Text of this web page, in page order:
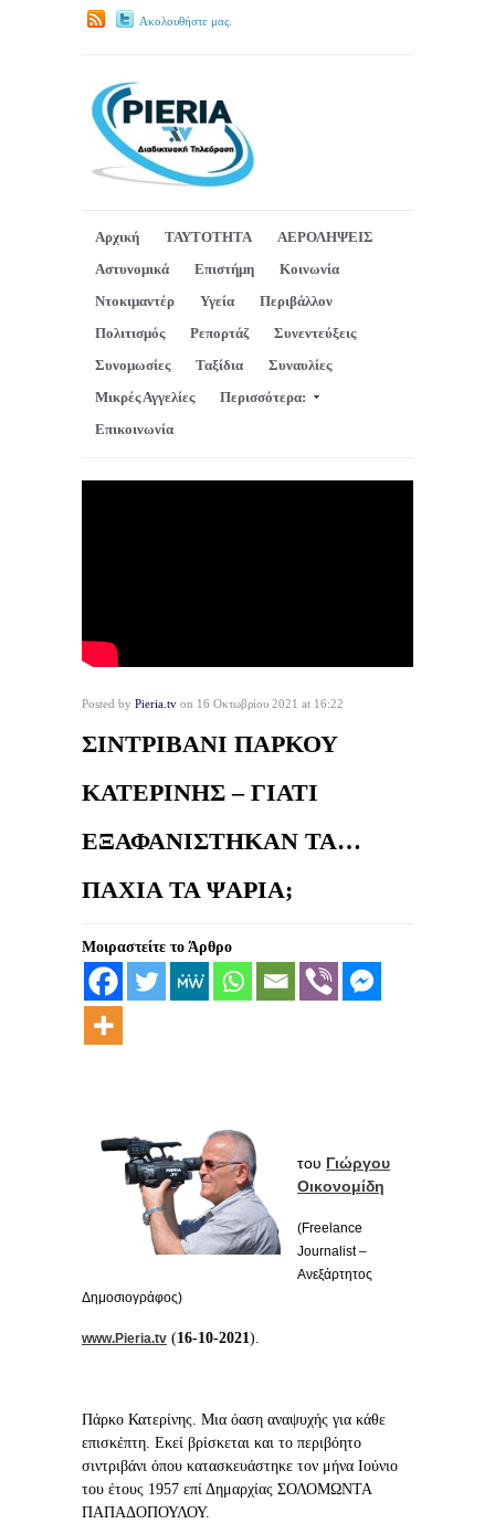
Ακολουθήστε μας.
Αρχική ΤΑΥΤΟΤΗΤΑ
ΑΕΡΟΛΗΨΕΙΣ
Αστυνομικά
Επιστήμη
Κοινωνία
Ντοκιμαντέρ
Υγεία
Περιβάλλον
Πολιτισμός
Ρεπορτάζ
Συνεντεύξεις
Συνομωσίες
Ταξίδια
Συναυλίες
Μικρές Αγγελίες
Περισσότερα:
Επικοινωνία
Posted by Pieria.tv on 16 Οκτωβρίου 2021 at 16:22
ΣΙΝΤΡΙΒΑΝΙ ΠΑΡΚΟΥ
ΚΑΤΕΡΙΝΗΣ – ΓΙΑΤΙ
ΕΞΑΦΑΝΙΣΤΗΚΑΝ ΤΑ…
ΠΑΧΙΑ ΤΑ ΨΑΡΙΑ;
Μοιραστείτε το Άρθρο
του Γιώργου
Οικονομίδη
(Freelance
Journalist –
Ανεξάρτητος
Δημοσιογράφος)
www.Pieria.tv (16-10-2021).
Πάρκο Κατερίνης. Μια όαση αναψυχής για κάθε
επισκέπτη. Εκεί βρίσκεται και το περιβόητο
σιντριβάνι όπου κατασκευάστηκε τον μήνα Ιούνιο
του έτους 1957 επί Δημαρχίας ΣΟΛΟΜΩΝΤΑ
ΠΑΠΑΔΟΠΟΥΛΟΥ.